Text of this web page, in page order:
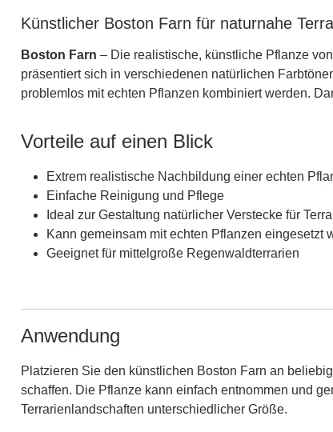
Künstlicher Boston Farn für naturnahe
Boston Farn – Die realistische, künstliche Pflanze
präsentiert sich in verschiedenen natürlichen
problemlos mit echten Pflanzen kombiniert werden.
Vorteile auf einen Blick
Extrem realistische Nachbildung einer echten
Einfache Reinigung und Pflege
Ideal zur Gestaltung natürlicher Verstecke für
Kann gemeinsam mit echten Pflanzen eingesetzt
Geeignet für mittelgroße Regenwaldterrarien
Anwendung
Platzieren Sie den künstlichen Boston Farn an
schaffen. Die Pflanze kann einfach entnommen und
Terrarienlandschaften unterschiedlicher Größe.